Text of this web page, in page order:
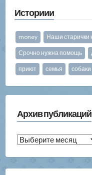
Историии
money Наши старички
Срочно нужна помощь
приют семья собаки
Архив публикаций
Архив